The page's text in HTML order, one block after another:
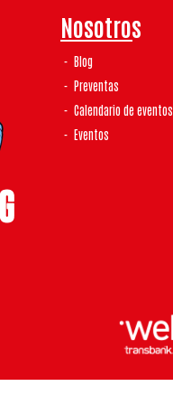
Nosotros
Blog
Preventas
Calendario de eventos
Eventos